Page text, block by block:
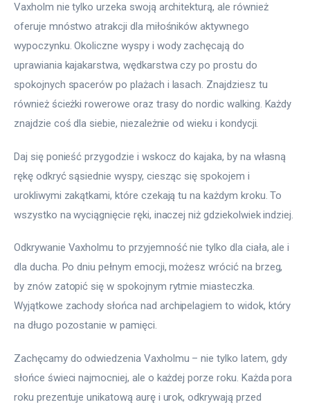
Vaxholm nie tylko urzeka swoją architekturą, ale również
oferuje mnóstwo atrakcji dla miłośników aktywnego
wypoczynku. Okoliczne wyspy i wody zachęcają do
uprawiania kajakarstwa, wędkarstwa czy po prostu do
spokojnych spacerów po plażach i lasach. Znajdziesz tu
również ścieżki rowerowe oraz trasy do nordic walking. Każdy
znajdzie coś dla siebie, niezależnie od wieku i kondycji.
Daj się ponieść przygodzie i wskocz do kajaka, by na własną
rękę odkryć sąsiednie wyspy, ciesząc się spokojem i
urokliwymi zakątkami, które czekają tu na każdym kroku. To
wszystko na wyciągnięcie ręki, inaczej niż gdziekolwiek indziej.
Odkrywanie Vaxholmu to przyjemność nie tylko dla ciała, ale i
dla ducha. Po dniu pełnym emocji, możesz wrócić na brzeg,
by znów zatopić się w spokojnym rytmie miasteczka.
Wyjątkowe zachody słońca nad archipelagiem to widok, który
na długo pozostanie w pamięci.
Zachęcamy do odwiedzenia Vaxholmu – nie tylko latem, gdy
słońce świeci najmocniej, ale o każdej porze roku. Każda pora
roku prezentuje unikatową aurę i urok, odkrywają przed